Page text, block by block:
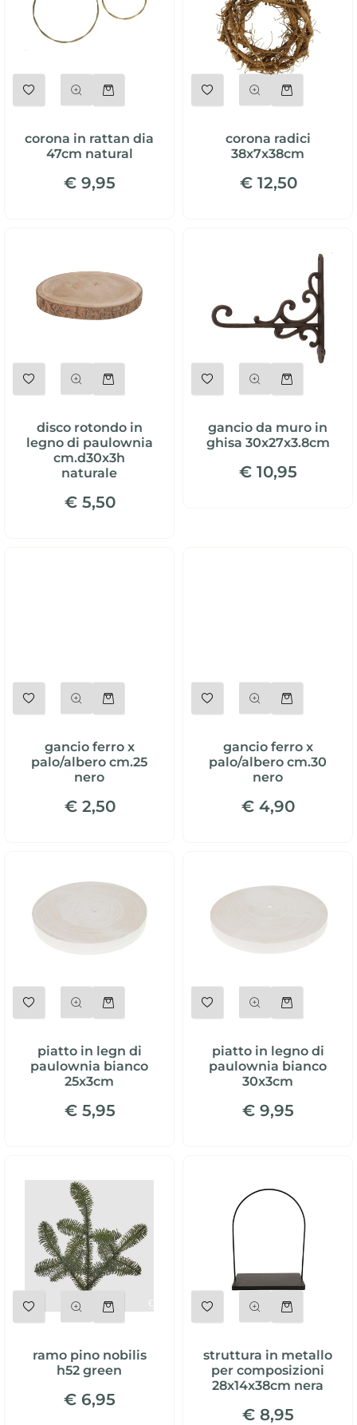
corona in rattan dia
47cm natural
€ 9,95
corona radici
38x7x38cm
€ 12,50
disco rotondo in
legno di paulownia
cm.d30x3h
naturale
€ 5,50
gancio da muro in
ghisa 30x27x3.8cm
€ 10,95
gancio ferro x
palo/albero cm.25
nero
€ 2,50
gancio ferro x
palo/albero cm.30
nero
€ 4,90
piatto in legn di
paulownia bianco
25x3cm
€ 5,95
piatto in legno di
paulownia bianco
30x3cm
€ 9,95
ramo pino nobilis
h52 green
€ 6,95
struttura in metallo
per composizioni
28x14x38cm nera
€ 8,95